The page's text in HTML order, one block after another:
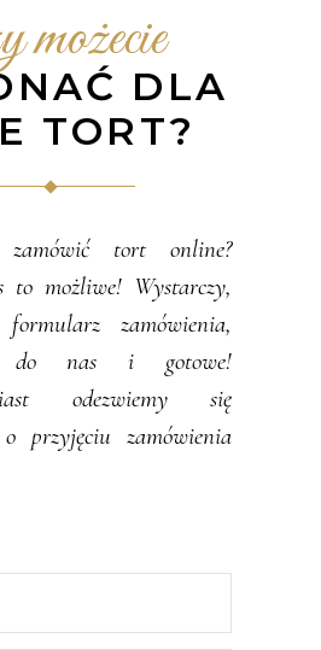
możecie
DLA
TORT?
zamówić tort online?
to możliwe! Wystarczy,
formularz zamówienia,
do nas i gotowe!
odezwiemy się
przyjęciu zamówienia